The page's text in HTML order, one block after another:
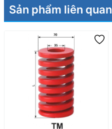
Sản phẩm liên quan